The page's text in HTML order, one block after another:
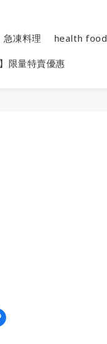
急凍料理 health food
限量特賣優惠